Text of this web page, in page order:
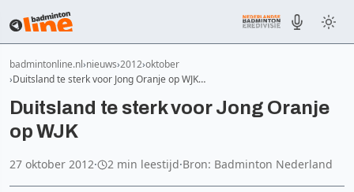
badmintonline.nl nieuws 2012 oktober
Duitsland te sterk voor Jong Oranje op WJK…
Duitsland te sterk voor Jong Oranje
op WJK
27 oktober 2012· 2 min leestijd·Bron: Badminton Nederland